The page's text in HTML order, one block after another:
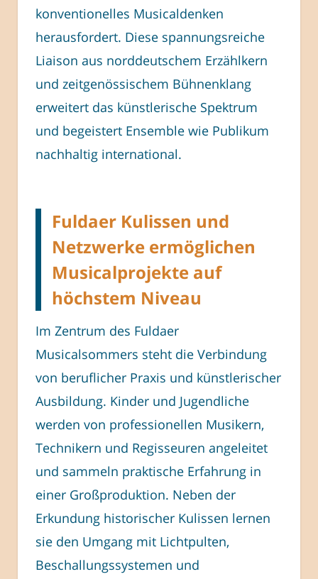
konventionelles Musicaldenken
herausfordert. Diese spannungsreiche
Liaison aus norddeutschem Erzählkern
und zeitgenössischem Bühnenklang
erweitert das künstlerische Spektrum
und begeistert Ensemble wie Publikum
nachhaltig international.
Fuldaer Kulissen und
Netzwerke ermöglichen
Musicalprojekte auf
höchstem Niveau
Im Zentrum des Fuldaer
Musicalsommers steht die Verbindung
von beruflicher Praxis und künstlerischer
Ausbildung. Kinder und Jugendliche
werden von professionellen Musikern,
Technikern und Regisseuren angeleitet
und sammeln praktische Erfahrung in
einer Großproduktion. Neben der
Erkundung historischer Kulissen lernen
sie den Umgang mit Lichtpulten,
Beschallungssystemen und